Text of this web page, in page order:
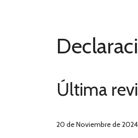
Última
20 de Noviembre de 2024